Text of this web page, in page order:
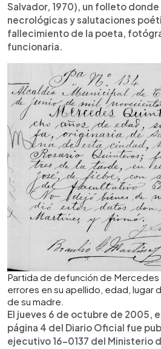
Salvador, 1970), un folleto
necrológicas y salutaciones
fallecimiento de la poeta,
funcionaria.
Partida de defunción de
errores en su apellido, edad, lugar
de su madre.
El jueves 6 de octubre de 2005,
página 4 del Diario Oficial fue
ejecutivo 16-0137 del Ministerio